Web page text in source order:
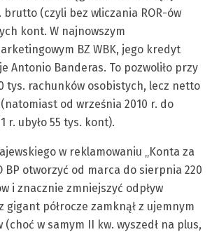
brutto (czyli bez wliczania ROR-ów
kont. W najnowszym
BZ WBK, jego kredyt
Antonio Banderas. To pozwoliło przy
tys. rachunków osobistych, lecz netto
od września 2010 r. do
r. ubyło 55 tys. kont).
w reklamowaniu „Konta za
BP otworzyć od marca do sierpnia 220
i znacznie zmniejszyć odpływ
gigant półrocze zamknął z ujemnym
w samym II kw. wyszedł na plus,